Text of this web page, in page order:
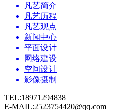
凡艺简介
凡艺历程
凡艺观点
新闻中心
平面设计
网络建设
空间设计
影像摄制
TEL:18971294838
E-MAIL:2523754420@qq.com